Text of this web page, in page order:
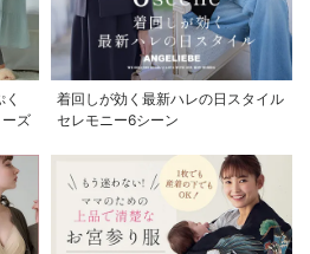
り商品を確認する
ズ
着回しが効く最新ハレの日スタイル
セレモニー6シーン